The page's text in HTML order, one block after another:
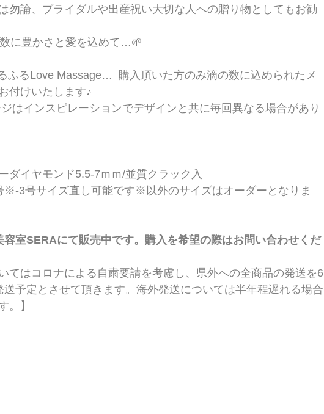
勿論、ブライダルや出産祝い大切な人への贈り物としてもお勧
に豊かさと愛を込めて…🌱
付けいたします♪
ダイヤモンド5.5-7ｍｍ/並質クラック入
※-3号サイズ直し可能です※以外のサイズはオーダーとなりま
室SERAにて販売中です。購入を希望の際はお問い合わせくだ
いてはコロナによる自粛要請を考慮し、県外への全商品の発送を6
送予定とさせて頂きます。海外発送については半年程遅れる場合
。】